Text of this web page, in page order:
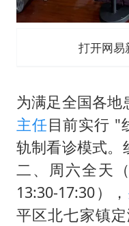
打开网易
为满足全国各地
主任目前实行 "
轨制看诊模式。
二、周六全天
13:30-17:30），
平区北七家镇